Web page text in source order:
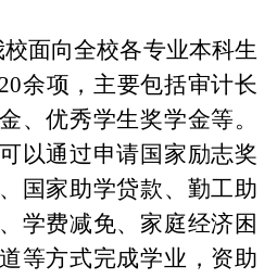
校面向全校各专业本科生
20余项，主要包括审计长
、优秀学生奖学金等。
以通过申请国家励志奖
国家助学贷款、勤工助
学费减免、家庭经济困
等方式完成学业，资助